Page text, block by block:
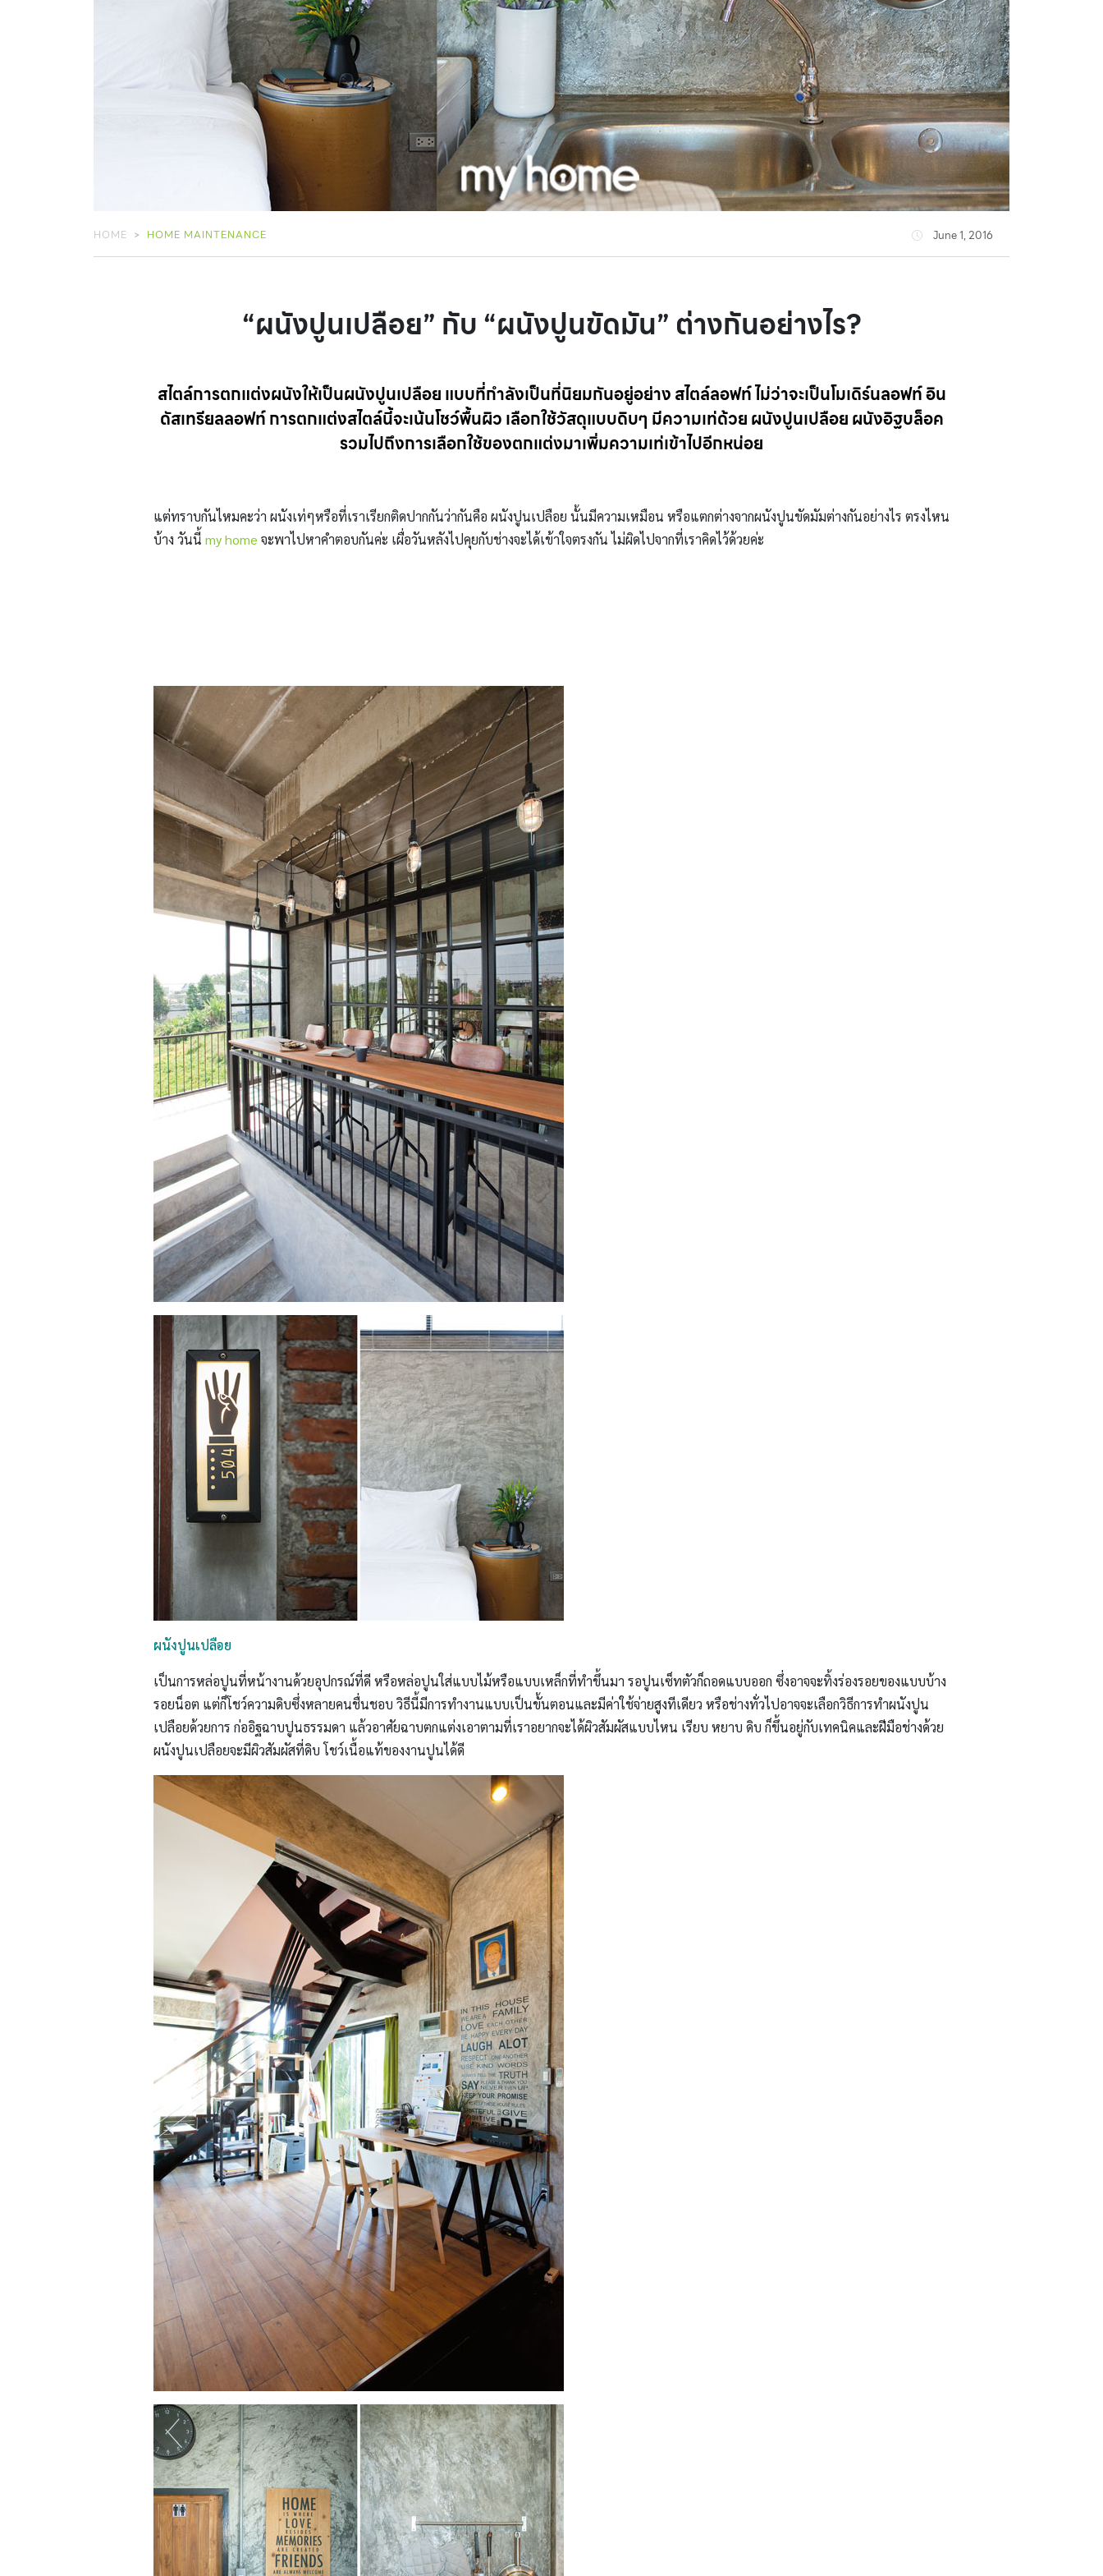
HOME HOME MAINTENANCE June 1, 2016
“ผนังปูนเปลือย” กับ “ผนังปูนขัดมัน” ต่างกันอย่างไร?
สไตล์การตกแต่งผนังให้เป็นผนังปูนเปลือย แบบที่กำลังเป็นที่นิยมกันอยู่อย่าง สไตล์ลอฟท์ ไม่ว่าจะเป็นโมเดิร์นลอฟท์ อิน
ดัสเทรียลลอฟท์ การตกแต่งสไตล์นี้จะเน้นโชว์พื้นผิว เลือกใช้วัสดุแบบดิบๆ มีความเท่ด้วย ผนังปูนเปลือย ผนังอิฐบล็อค
รวมไปถึงการเลือกใช้ของตกแต่งมาเพิ่มความเท่เข้าไปอีกหน่อย
แต่ทราบกันไหมคะว่า ผนังเท่ๆหรือที่เราเรียกติดปากกันว่ากันคือ ผนังปูนเปลือย นั้นมีความเหมือน หรือแตกต่างจากผนังปูนขัดมัมต่างกันอย่างไร ตรงไหน
บ้าง วันนี้ my home จะพาไปหาคำตอบกันค่ะ เผื่อวันหลังไปคุยกับช่างจะได้เข้าใจตรงกัน ไม่ผิดไปจากที่เราคิดไว้ด้วยค่ะ
ผนังปูนเปลือย
เป็นการหล่อปูนที่หน้างานด้วยอุปกรณ์ที่ดี หรือหล่อปูนใส่แบบไม้หรือแบบเหล็กที่ทำขึ้นมา รอปูนเซ็ทตัวก็ถอดแบบออก ซึ่งอาจจะทิ้งร่องรอยของแบบบ้าง
รอยน็อต แต่ก็โชว์ความดิบซึ่งหลายคนชื่นชอบ วิธีนี้มีการทำงานแบบเป็นขั้นตอนและมีค่าใช้จ่ายสูงทีเดียว หรือช่างทั่วไปอาจจะเลือกวิธีการทำผนังปูน
เปลือยด้วยการ ก่ออิฐฉาบปูนธรรมดา แล้วอาศัยฉาบตกแต่งเอาตามที่เราอยากจะได้ผิวสัมผัสแบบไหน เรียบ หยาบ ดิบ ก็ขึ้นอยู่กับเทคนิคและฝีมือช่างด้วย
ผนังปูนเปลือยจะมีผิวสัมผัสที่ดิบ โชว์เนื้อแท้ของงานปูนได้ดี